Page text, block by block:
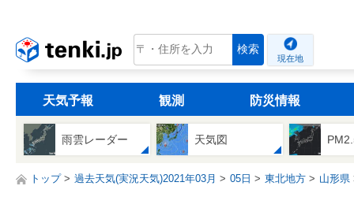
tenki.jp 検索
現在地
天気予報 観測 防災情報
雨雲レーダー 天気図
トップ 過去天気(実況天気)2021年03月 05日 東北地方 山形県